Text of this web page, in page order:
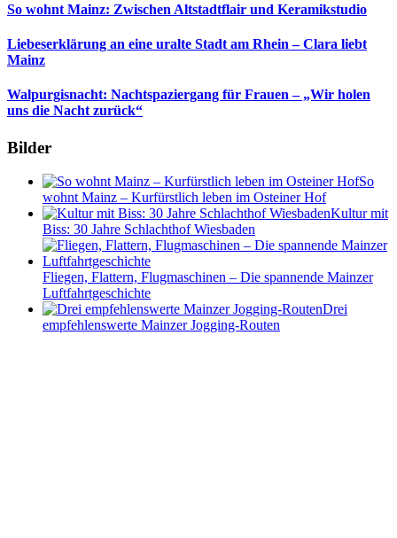
So wohnt Mainz: Zwischen Altstadtflair und Keramikstudio
Liebeserklärung an eine uralte Stadt am Rhein – Clara liebt
Mainz
Walpurgisnacht: Nachtspaziergang für Frauen – „Wir holen
uns die Nacht zurück“
Bilder
So
wohnt Mainz – Kurfürstlich leben im Osteiner Hof
Kultur mit
Biss: 30 Jahre Schlachthof Wiesbaden
Fliegen, Flattern, Flugmaschinen – Die spannende Mainzer
Luftfahrtgeschichte
Drei
empfehlenswerte Mainzer Jogging-Routen